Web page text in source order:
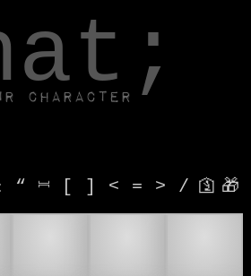
character
: “ ⎶ [ ] < = > / 🛐 🎁